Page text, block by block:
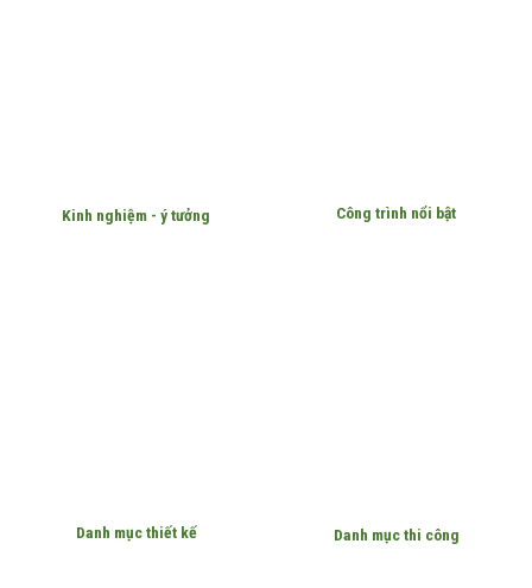
Kinh nghiệm - ý tưởng Công trình nổi bật
Danh mục thiết kế Danh mục thi công